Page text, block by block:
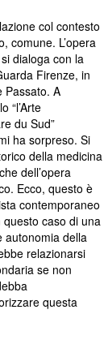
col contesto
comune. L’opera
dialoga con la
Firenze, in
Passato. A
“l’Arte
du Sud”
ha sorpreso. Si
della medicina
dell’opera
Ecco, questo è
contemporaneo
caso di una
autonomia della
relazionarsi
se non
questa